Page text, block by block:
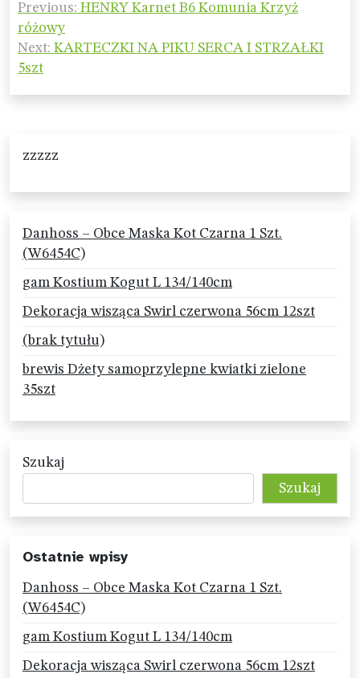
wpisu
Previous: HENRY Karnet B6 Komunia Krzyż
różowy
Next: KARTECZKI NA PIKU SERCA I STRZAŁKI
5szt
zzzzz
Danhoss – Obce Maska Kot Czarna 1 Szt.
(W6454C)
gam Kostium Kogut L 134/140cm
Dekoracja wisząca Swirl czerwona 56cm 12szt
(brak tytułu)
brewis Dżety samoprzylepne kwiatki zielone
35szt
Szukaj
Szukaj
Ostatnie wpisy
Danhoss – Obce Maska Kot Czarna 1 Szt.
(W6454C)
gam Kostium Kogut L 134/140cm
Dekoracja wisząca Swirl czerwona 56cm 12szt